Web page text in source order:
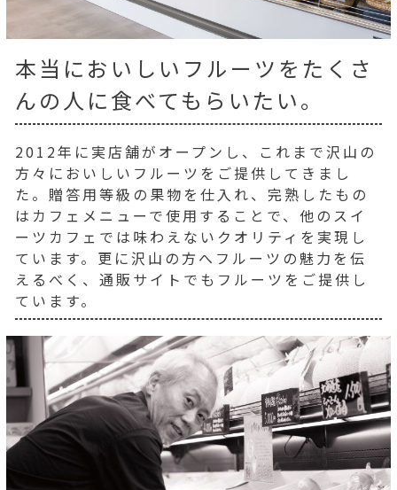
本当においしいフルーツをたくさ
んの人に食べてもらいたい。
2012年に実店舗がオープンし、これまで沢山の
方々においしいフルーツをご提供してきまし
た。贈答用等級の果物を仕入れ、完熟したもの
はカフェメニューで使用することで、他のスイ
ーツカフェでは味わえないクオリティを実現し
ています。更に沢山の方へフルーツの魅力を伝
えるべく、通販サイトでもフルーツをご提供し
ています。